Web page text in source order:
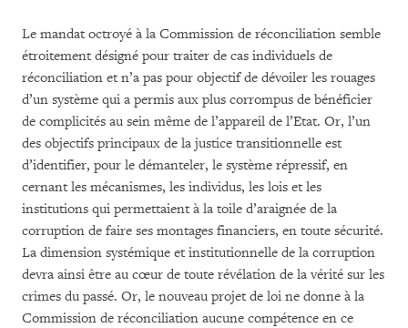
Le mandat octroyé à la Commission de réconciliation semble
étroitement désigné pour traiter de cas individuels de
réconciliation et n’a pas pour objectif de dévoiler les rouages
d’un système qui a permis aux plus corrompus de bénéficier
de complicités au sein même de l’appareil de l’Etat. Or, l’un
des objectifs principaux de la justice transitionnelle est
d’identifier, pour le démanteler, le système répressif, en
cernant les mécanismes, les individus, les lois et les
institutions qui permettaient à la toile d’araignée de la
corruption de faire ses montages financiers, en toute sécurité.
La dimension systémique et institutionnelle de la corruption
devra ainsi être au cœur de toute révélation de la vérité sur les
crimes du passé. Or, le nouveau projet de loi ne donne à la
Commission de réconciliation aucune compétence en ce